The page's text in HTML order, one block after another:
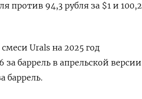
против 94,3 рубля за $1 и 100,2
Urals на 2025 год
баррель в апрельской версии
баррель.